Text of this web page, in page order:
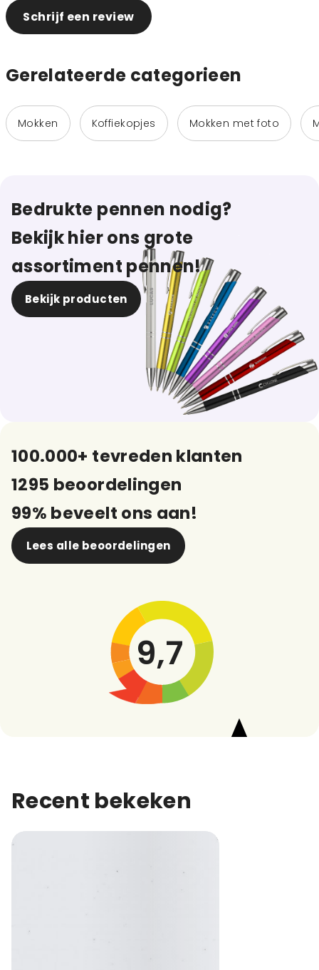
Schrijf een review
Gerelateerde categorieen
Mokken Koffiekopjes Mokken met foto
Bedrukte pennen nodig?
Bekijk hier ons grote
assortiment pennen!
Bekijk producten
100.000+ tevreden klanten
1295 beoordelingen
99% beveelt ons aan!
Lees alle beoordelingen
9,7
Recent bekeken